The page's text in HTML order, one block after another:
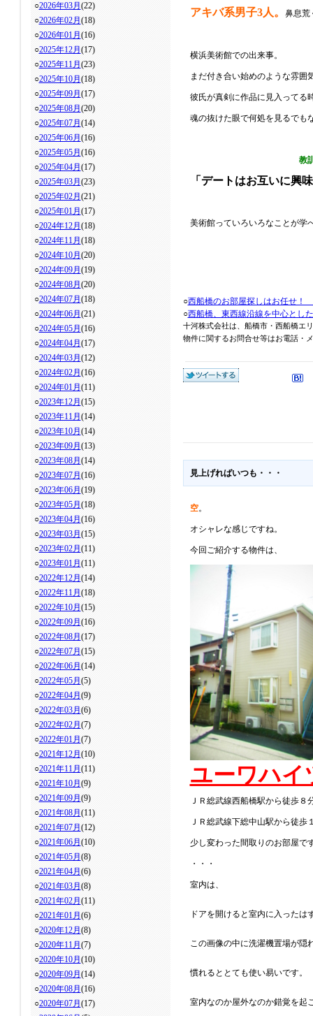
○2026年03月 (22)
○2026年02月 (18)
○2026年01月 (16)
○2025年12月 (17)
○2025年11月 (23)
○2025年10月 (18)
○2025年09月 (17)
○2025年08月 (20)
○2025年07月 (14)
○2025年06月 (16)
○2025年05月 (16)
○2025年04月 (17)
○2025年03月 (23)
○2025年02月 (21)
○2025年01月 (17)
○2024年12月 (18)
○2024年11月 (18)
○2024年10月 (20)
○2024年09月 (19)
○2024年08月 (20)
○2024年07月 (18)
○2024年06月 (21)
○2024年05月 (16)
○2024年04月 (17)
○2024年03月 (12)
○2024年02月 (16)
○2024年01月 (11)
○2023年12月 (15)
○2023年11月 (14)
○2023年10月 (14)
○2023年09月 (13)
○2023年08月 (14)
○2023年07月 (16)
○2023年06月 (19)
○2023年05月 (18)
○2023年04月 (16)
○2023年03月 (15)
○2023年02月 (11)
○2023年01月 (11)
○2022年12月 (14)
○2022年11月 (18)
○2022年10月 (15)
○2022年09月 (16)
○2022年08月 (17)
○2022年07月 (15)
○2022年06月 (14)
○2022年05月 (5)
○2022年04月 (9)
○2022年03月 (6)
○2022年02月 (7)
○2022年01月 (7)
○2021年12月 (10)
○2021年11月 (11)
○2021年10月 (9)
○2021年09月 (9)
○2021年08月 (11)
○2021年07月 (12)
○2021年06月 (10)
○2021年05月 (8)
○2021年04月 (6)
○2021年03月 (8)
○2021年02月 (11)
○2021年01月 (6)
○2020年12月 (8)
○2020年11月 (7)
○2020年10月 (10)
○2020年09月 (14)
○2020年08月 (16)
○2020年07月 (17)
アキバ系男子3人。 鼻息荒
横浜美術館での出来事。
まだ付き合い始めのような雰囲
彼氏が真剣に作品に見入ってる
魂の抜けた眼で何処を見るでも
教
「デートはお互いに興
美術館っていろいろなことが学
○西船橋のお部屋探しはお任せ！
○西船橋、東西線沿線を中心とし
十河株式会社は、船橋市・西船橋エ
物件に関するお問合せ等はお電話・
見上げればいつも・・・
空。
オシャレな感じですね。
今回ご紹介する物件は、
ユーワハイ
ＪＲ総武線西船橋駅から徒歩８
ＪＲ総武線下総中山駅から徒歩
少し変わった間取りのお部屋で
・・・
室内は、
ドアを開けると室内に入ったは
この画像の中に洗濯機置場が隠
慣れるととても使い易いです。
室内なのか屋外なのか錯覚を起